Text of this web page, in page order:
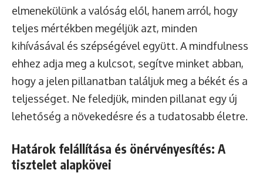
elmenekülünk a valóság elől, hanem arról, hogy
teljes mértékben megéljük azt, minden
kihívásával és szépségével együtt. A mindfulness
ehhez adja meg a kulcsot, segítve minket abban,
hogy a jelen pillanatban találjuk meg a békét és a
teljességet. Ne feledjük, minden pillanat egy új
lehetőség a növekedésre és a tudatosabb életre.
Határok felállítása és önérvényesítés: A
tisztelet alapkövei